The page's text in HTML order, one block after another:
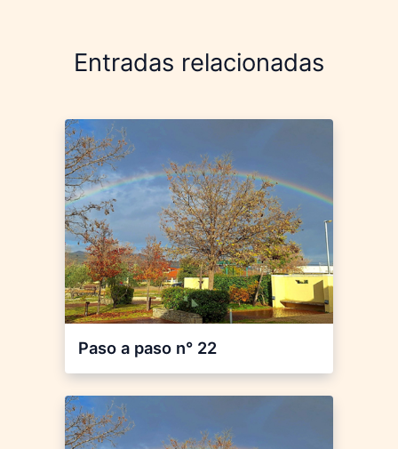
Entradas relacionadas
Paso a paso n° 22